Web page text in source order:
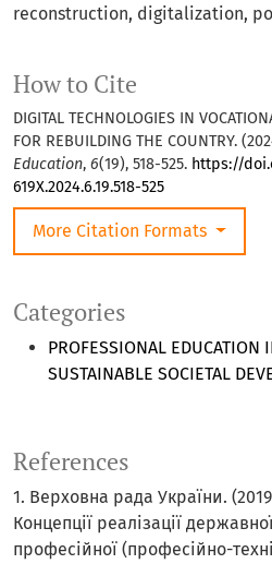
reconstruction, digitalization,
Categories
PROFESSIONAL EDUCATION
SUSTAINABLE SOCIETAL
How to Cite
DIGITAL TECHNOLOGIES IN
FOR REBUILDING THE COUNTRY.
Education, 6(19), 518-525. https://
619X.2024.6.19.518-525
More Citation Formats
References
1. Верховна рада України.
Концепції реалізації
професійної (професійно-